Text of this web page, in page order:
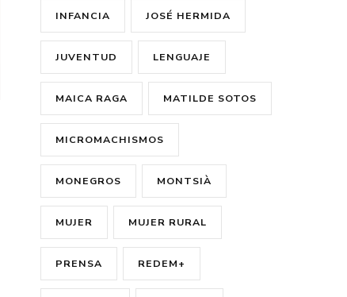
INFANCIA JOSÉ HERMIDA
JUVENTUD LENGUAJE
MAICA RAGA MATILDE SOTOS
MICROMACHISMOS
MONEGROS MONTSIÀ
MUJER MUJER RURAL
PRENSA REDEM+